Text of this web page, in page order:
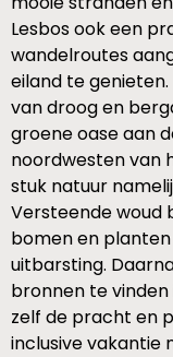
Lesbos ook een
wandelroutes
eiland te
van droog en
groene oase aan
noordwesten van
stuk natuur
Versteende woud
bomen en
uitbarsting.
bronnen te
zelf de pracht en
inclusive vakantie